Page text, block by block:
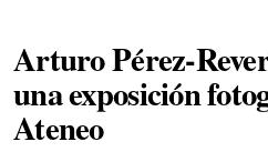
Arturo Pérez-
una exposición
Ateneo